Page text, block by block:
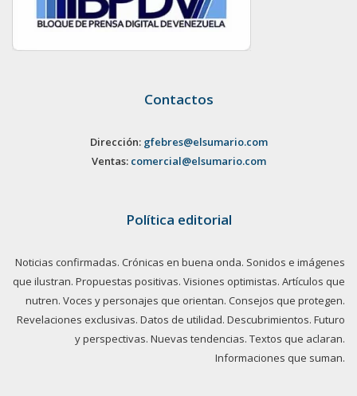
Contactos
Dirección: gfebres@elsumario.com
Ventas: comercial@elsumario.com
Política editorial
Noticias confirmadas. Crónicas en buena onda. Sonidos e imágenes
que ilustran. Propuestas positivas. Visiones optimistas. Artículos que
nutren. Voces y personajes que orientan. Consejos que protegen.
Revelaciones exclusivas. Datos de utilidad. Descubrimientos. Futuro
y perspectivas. Nuevas tendencias. Textos que aclaran.
Informaciones que suman.